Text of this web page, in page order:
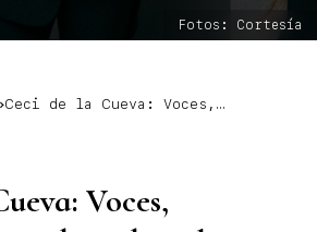
Fotos: Cortesía
Ceci de la Cueva: Voces,
Voces,